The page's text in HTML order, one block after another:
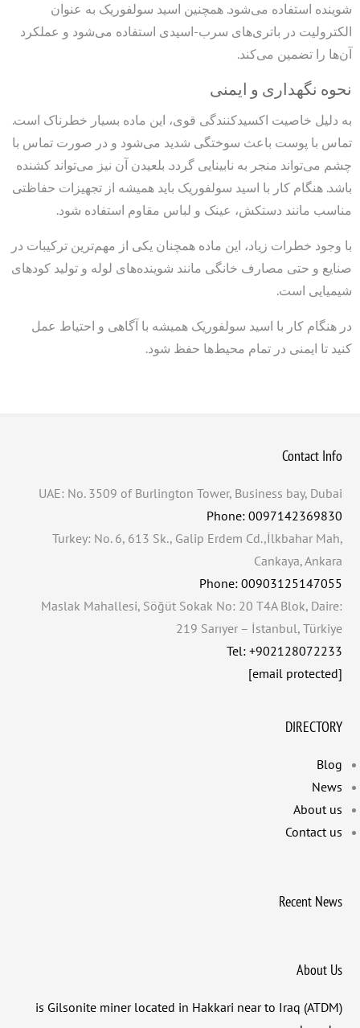
شوینده استفاده می‌شود. همچنین اسید سولفوریک به عنوان
الکترولیت در باتری‌های سرب-اسیدی استفاده می‌شود و عملکرد
آن‌ها را تضمین می‌کند.
نحوه نگهداری و ایمنی
به دلیل خاصیت اکسیدکنندگی قوی، این ماده بسیار خطرناک است.
تماس با پوست باعث سوختگی شدید می‌شود و در صورت تماس با
چشم می‌تواند منجر به نابینایی گردد. بلعیدن آن نیز می‌تواند کشنده
باشد. هنگام کار با اسید سولفوریک باید همیشه از تجهیزات حفاظتی
مناسب مانند دستکش، عینک و لباس مقاوم استفاده شود.
با وجود خطرات زیاد، این ماده همچنان یکی از مهم‌ترین ترکیبات در
صنایع و حتی مصارف خانگی مانند شوینده‌های لوله و تولید کودهای
شیمیایی است.
در هنگام کار با اسید سولفوریک همیشه با آگاهی و احتیاط عمل
کنید تا ایمنی در تمام محیط‌ها حفظ شود.
Contact Info
UAE: No. 3509 of Burlington Tower, Business bay, Dubai
Phone: 0097142369830
Turkey: No. 6, 613 Sk., Galip Erdem Cd.,İlkbahar Mah,
Cankaya, Ankara
Phone: 00903125147055
Maslak Mahallesi, Söğüt Sokak No: 20 T4A Blok, Daire:
219 Sarıyer – İstanbul, Türkiye
Tel: +902128072233
[email protected]
DIRECTORY
Blog
News
About us
Contact us
Recent News
About Us
(ATDM) is Gilsonite miner located in Hakkari near to Iraq